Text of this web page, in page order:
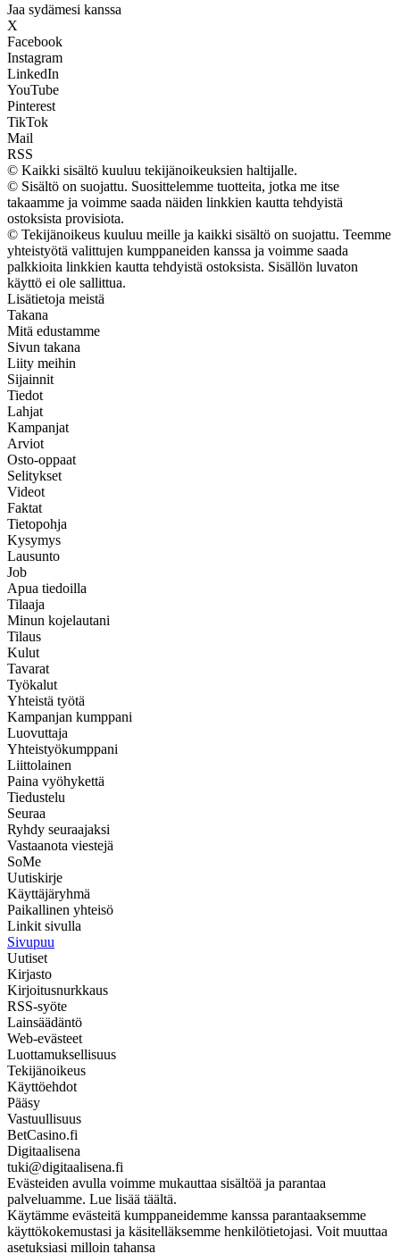
Jaa sydämesi kanssa
X
Facebook
Instagram
LinkedIn
YouTube
Pinterest
TikTok
Mail
RSS
© Kaikki sisältö kuuluu tekijänoikeuksien haltijalle.
© Sisältö on suojattu. Suosittelemme tuotteita, jotka me itse
takaamme ja voimme saada näiden linkkien kautta tehdyistä
ostoksista provisiota.
© Tekijänoikeus kuuluu meille ja kaikki sisältö on suojattu. Teemme
yhteistyötä valittujen kumppaneiden kanssa ja voimme saada
palkkioita linkkien kautta tehdyistä ostoksista. Sisällön luvaton
käyttö ei ole sallittua.
Lisätietoja meistä
Takana
Mitä edustamme
Sivun takana
Liity meihin
Sijainnit
Tiedot
Lahjat
Kampanjat
Arviot
Osto-oppaat
Selitykset
Videot
Faktat
Tietopohja
Kysymys
Lausunto
Job
Apua tiedoilla
Tilaaja
Minun kojelautani
Tilaus
Kulut
Tavarat
Työkalut
Yhteistä työtä
Kampanjan kumppani
Luovuttaja
Yhteistyökumppani
Liittolainen
Paina vyöhykettä
Tiedustelu
Seuraa
Ryhdy seuraajaksi
Vastaanota viestejä
SoMe
Uutiskirje
Käyttäjäryhmä
Paikallinen yhteisö
Linkit sivulla
Sivupuu
Uutiset
Kirjasto
Kirjoitusnurkkaus
RSS-syöte
Lainsäädäntö
Web-evästeet
Luottamuksellisuus
Tekijänoikeus
Käyttöehdot
Pääsy
Vastuullisuus
BetCasino.fi
Digitaalisena
tuki@digitaalisena.fi
Evästeiden avulla voimme mukauttaa sisältöä ja parantaa
palveluamme. Lue lisää täältä.
Käytämme evästeitä kumppaneidemme kanssa parantaaksemme
käyttökokemustasi ja käsitelläksemme henkilötietojasi. Voit muuttaa
asetuksiasi milloin tahansa